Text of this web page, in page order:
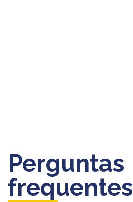
Perguntas
frequentes